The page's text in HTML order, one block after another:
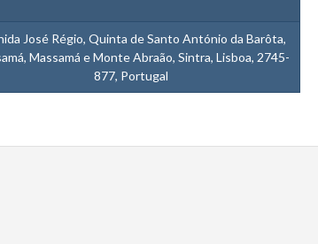
José Régio, Quinta de Santo António da Barôta,
Massamá e Monte Abraão, Sintra, Lisboa, 2745-
877, Portugal